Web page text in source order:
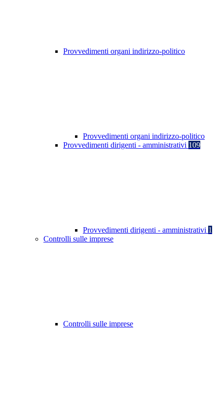
Provvedimenti organi indirizzo-politico
Provvedimenti organi indirizzo-politico
Provvedimenti dirigenti - amministrativi 109
Provvedimenti dirigenti - amministrativi 1
Controlli sulle imprese
Controlli sulle imprese